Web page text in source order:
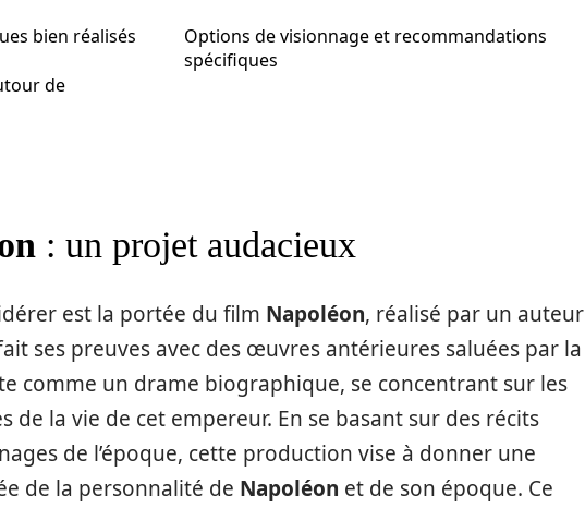
bien réalisés
de
Options de visionnage et recommandations
spécifiques
: un projet audacieux
est la portée du film Napoléon, réalisé par un auteur
ses preuves avec des œuvres antérieures saluées par la
comme un drame biographique, se concentrant sur les
de la vie de cet empereur. En se basant sur des récits
de l’époque, cette production vise à donner une
de la personnalité de Napoléon et de son époque. Ce